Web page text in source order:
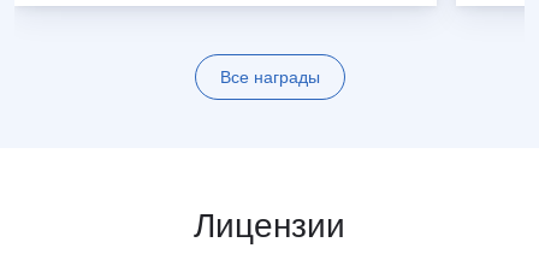
Все награды
Лицензии